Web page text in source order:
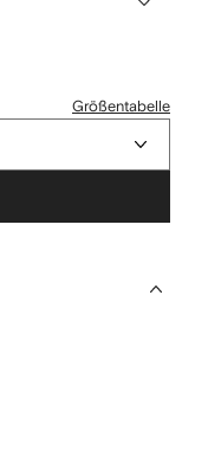
Größentabelle